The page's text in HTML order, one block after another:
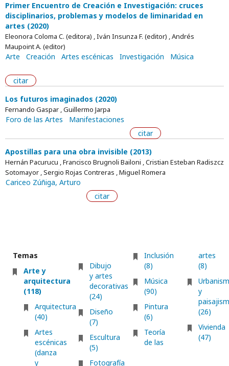
Primer Encuentro de Creación e Investigación: cruces
disciplinarios, problemas y modelos de liminaridad en
artes (2020)
Eleonora Coloma C. (editora) , Iván Insunza F. (editor) , Andrés
Maupoint A. (editor)
Arte Creación Artes escénicas Investigación Música
citar
Los futuros imaginados (2020)
Fernando Gaspar , Guillermo Jarpa
Foro de las Artes
Manifestaciones
citar
Apostillas para una obra invisible (2013)
Hernán Pacurucu , Francisco Brugnoli Bailoni , Cristian Esteban Radiszcz
Sotomayor , Sergio Rojas Contreras , Miguel Romera
Cariceo Zúñiga, Arturo
citar
Temas
Arte y
arquitectura
(118)
Arquitectura
(40)
Artes
escénicas
(danza
y
Dibujo
y artes
decorativas
(24)
Diseño
(7)
Escultura
(5)
Fotografía
Inclusión
(8)
Música
(90)
Pintura
(6)
Teoría
de las
artes
(8)
y
(26)
Vivienda
(47)